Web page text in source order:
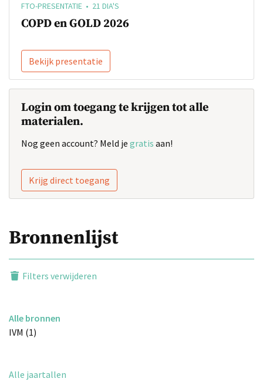
FTO-PRESENTATIE • 21 DIA'S
COPD en GOLD 2026
Bekijk presentatie
Login om toegang te krijgen tot alle
materialen.
Nog geen account? Meld je gratis aan!
Krijg direct toegang
Bronnenlijst
Filters verwijderen
Alle bronnen
IVM (1)
Alle jaartallen